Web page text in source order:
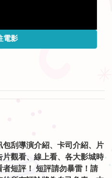
電影
刮導演介紹、卡司介紹、片
觀看、線上看、各大影城時
短評！ 短評請勿暴雷！請